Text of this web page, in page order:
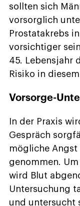
sollten sich
vorsorglich
Prostatakrebs
vorsichtiger
45. Lebensjahr
Risiko in
Vorsorge-
In der Praxis
Gespräch
mögliche Angst
genommen.
wird Blut
Untersuchung
und untersucht